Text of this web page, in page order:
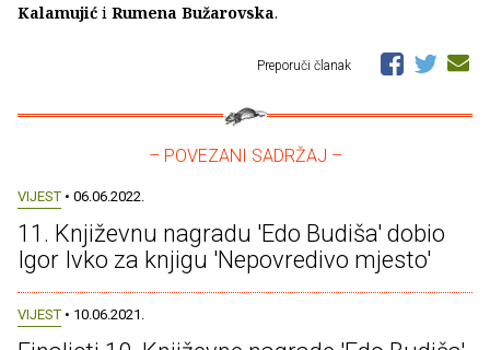
Kalamujić i Rumena Bužarovska.
Preporuči članak
– POVEZANI SADRŽAJ –
VIJEST • 06.06.2022.
11. Književnu nagradu 'Edo Budiša' dobio
Igor Ivko za knjigu 'Nepovredivo mjesto'
VIJEST • 10.06.2021.